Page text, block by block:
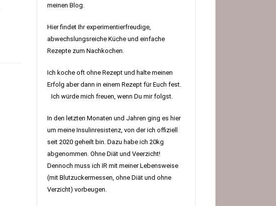
meinen Blog.
Hier findet Ihr experimentierfreudige,
abwechslungsreiche Küche und einfache
Rezepte zum Nachkochen.
Ich koche oft ohne Rezept und halte meinen
Erfolg aber dann in einem Rezept für Euch fest.
Ich würde mich freuen, wenn Du mir folgst.
In den letzten Monaten und Jahren ging es hier
um meine Insulinresistenz, von der ich offiziell
seit 2020 geheilt bin. Dazu habe ich 20kg
abgenommen. Ohne Diät und Veerzicht!
Dennoch muss ich IR mit meiner Lebensweise
(mit Blutzuckermessen, ohne Diät und ohne
Verzicht) vorbeugen.